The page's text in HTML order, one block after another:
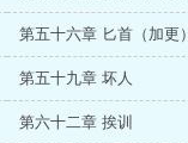
第五十六章 匕首（加更）
第五十九章 坏人
第六十二章 挨训